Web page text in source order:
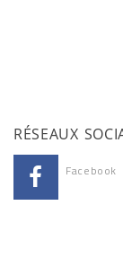
RÉSEAUX
Facebook